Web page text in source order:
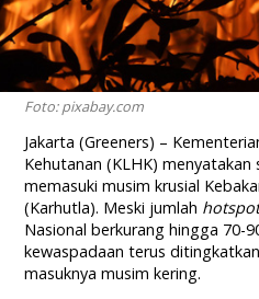
Foto: pixabay.com
Jakarta (Greeners) –
Kehutanan (KLHK)
memasuki musim krusial
(Karhutla). Meski jumlah
Nasional berkurang hingga 70-
kewaspadaan terus
masuknya musim kering.